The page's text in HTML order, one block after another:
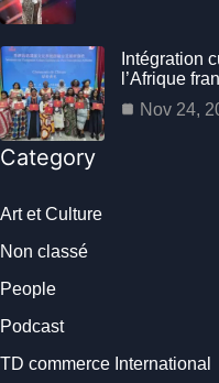
Intégration
l’Afrique
Nov 24,
Category
Art et Culture
Non classé
People
Podcast
TD commerce International